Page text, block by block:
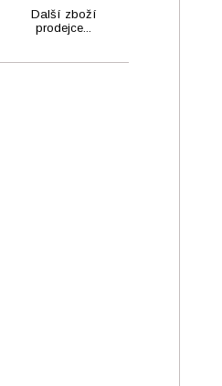
Další zboží
prodejce...